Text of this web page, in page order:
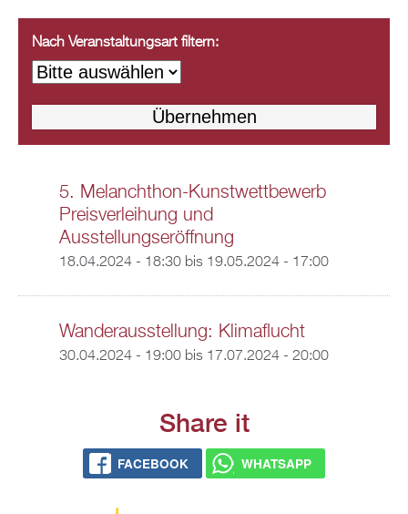
Nach Veranstaltungsart filtern:
5. Melanchthon-Kunstwettbewerb
Preisverleihung und
Ausstellungseröffnung
18.04.2024 - 18:30bis 19.05.2024 - 17:00
Wanderausstellung: Klimaflucht
30.04.2024 - 19:00bis 17.07.2024 - 20:00
Share it
FACEBOOK WHATSAPP